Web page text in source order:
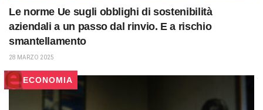
Le norme Ue sugli obblighi di sostenibilità
aziendali a un passo dal rinvio. E a rischio
smantellamento
28 MARZO 2025
ECONOMIA